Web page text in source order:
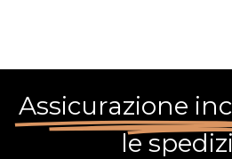
Assicurazione
le